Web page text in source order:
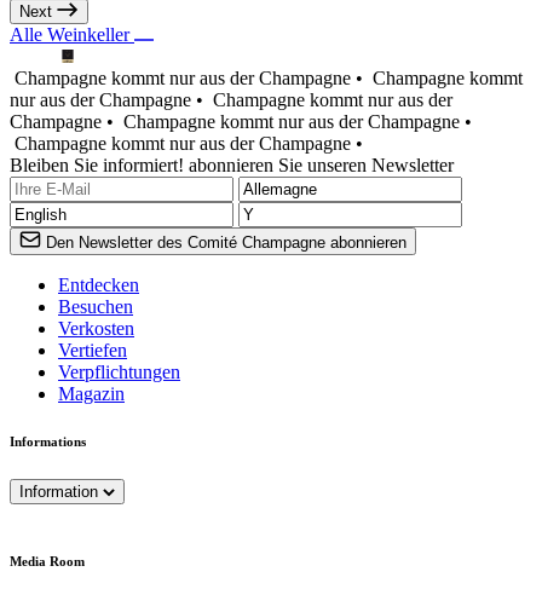
Next
Alle Weinkeller
Champagne kommt nur aus der Champagne • Champagne kommt
nur aus der Champagne • Champagne kommt nur aus der
Champagne • Champagne kommt nur aus der Champagne •
Champagne kommt nur aus der Champagne •
Bleiben Sie informiert! abonnieren Sie unseren Newsletter
Den Newsletter des Comité Champagne abonnieren
Entdecken
Besuchen
Verkosten
Vertiefen
Verpflichtungen
Magazin
Informations
Information
Media Room